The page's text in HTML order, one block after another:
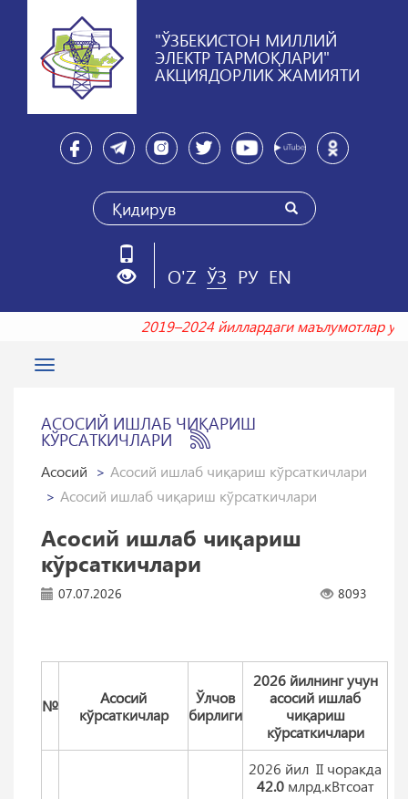
"ЎЗБЕКИСТОН МИЛЛИЙ
ЭЛЕКТР ТАРМОҚЛАРИ"
АКЦИЯДОРЛИК ЖАМИЯТИ
O'Z ЎЗ РУ EN
2019–2024 йиллардаги
Toggle
АСОСИЙ ИШЛАБ ЧИҚАРИШ
КЎРСАТКИЧЛАРИ
Асосий
Асосий ишлаб чиқариш кўрсаткичлари
Асосий ишлаб чиқариш кўрсаткичлари
Асосий ишлаб чиқариш
кўрсаткичлари
07.07.2026 8093
№
Aсосий
кўрсаткичлар
Ўлчов
бирлиги
2026 йилнинг учун
асосий ишлаб
чиқариш
кўрсаткичлари
2026 йил II чоракда
42.0 млрд.кВтсоат